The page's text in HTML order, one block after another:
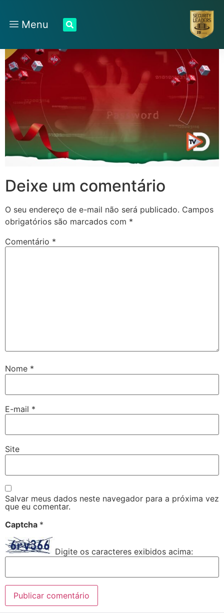
Menu
Deixe um comentário
O seu endereço de e-mail não será publicado. Campos
obrigatórios são marcados com *
Comentário *
Nome *
E-mail *
Site
Salvar meus dados neste navegador para a próxima vez
que eu comentar.
Captcha *
Digite os caracteres exibidos acima: